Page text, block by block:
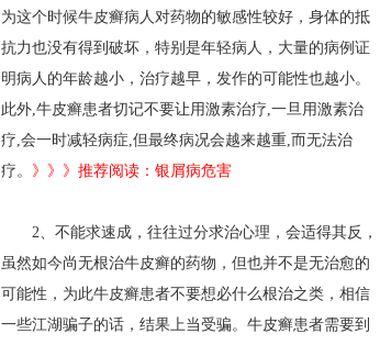
为这个时候牛皮癣病人对药物的敏感性较好，身体的抵
抗力也没有得到破坏，特别是年轻病人，大量的病例证
明病人的年龄越小，治疗越早，发作的可能性也越小。
此外,牛皮癣患者切记不要让用激素治疗,一旦用激素治
疗,会一时减轻病症,但最终病况会越来越重,而无法治
疗。 》》》推荐阅读： 银屑病危害
2、不能求速成，往往过分求治心理，会适得其反，
虽然如今尚无根治牛皮癣的药物，但也并不是无治愈的
可能性，为此牛皮癣患者不要想必什么根治之类，相信
一些江湖骗子的话，结果上当受骗。牛皮癣患者需要到